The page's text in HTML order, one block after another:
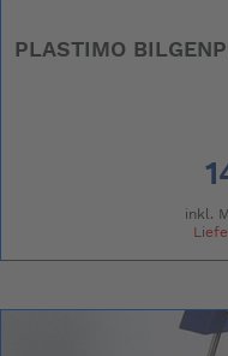
PLASTIMO
inkl.